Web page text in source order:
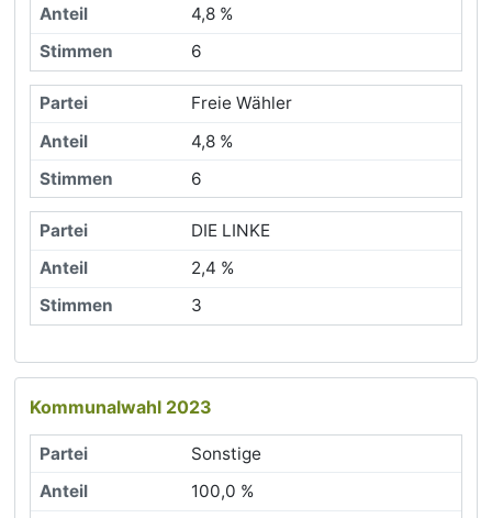
4,8 %
6
Freie Wähler
4,8 %
6
DIE LINKE
2,4 %
3
Kommunalwahl 2023
Sonstige
100,0 %